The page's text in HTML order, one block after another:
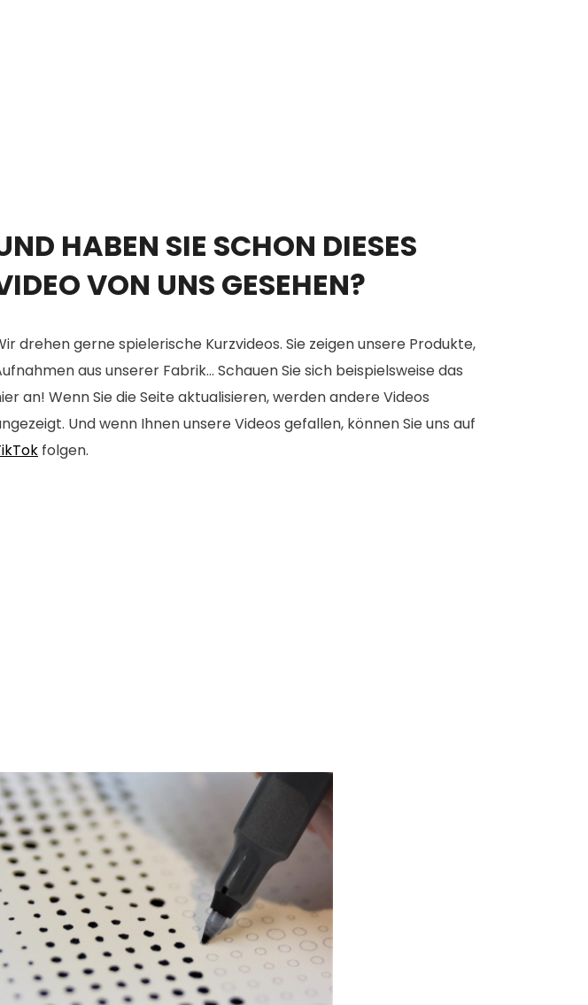
HABEN SIE SCHON DIESES
VON UNS GESEHEN?
drehen gerne spielerische Kurzvideos. Sie zeigen unsere Produkte,
aus unserer Fabrik... Schauen Sie sich beispielsweise das
an! Wenn Sie die Seite aktualisieren, werden andere Videos
Und wenn Ihnen unsere Videos gefallen, können Sie uns auf
folgen.